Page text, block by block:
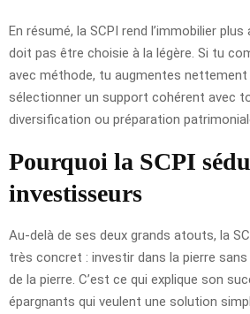
En résumé, la SCPI rend l’immobilier
doit pas être choisie à la légère. Si tu
avec méthode, tu augmentes
sélectionner un support cohérent avec
diversification ou préparation
Pourquoi la SCPI
investisseurs
Au-delà de ses deux grands atouts, la
très concret : investir dans la pierre
de la pierre. C’est ce qui explique son
épargnants qui veulent une solution